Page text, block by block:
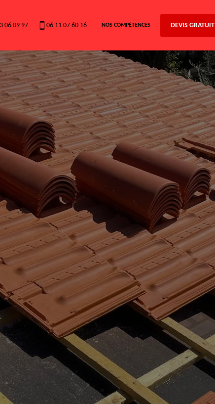
06 09 97 06 11 07 60 16 NOS COMPÉTENCES DEVIS GRATUIT